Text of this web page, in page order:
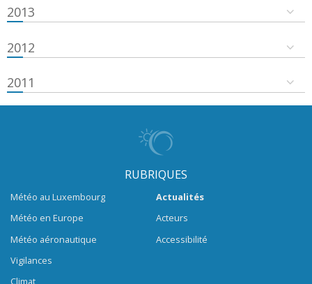
2013
2012
2011
RUBRIQUES
Météo au Luxembourg
Météo en Europe
Météo aéronautique
Vigilances
Climat
Actualités
Acteurs
Accessibilité